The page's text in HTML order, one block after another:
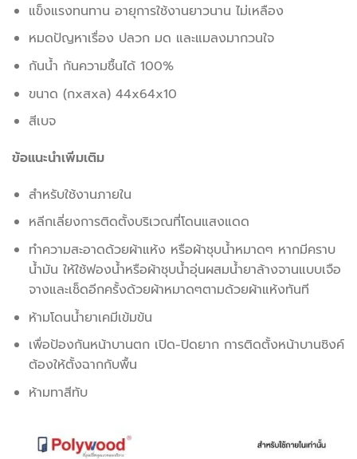
แข็งแรงทนทาน อายุการใช้งานยาวนาน ไม่เหลือง
หมดปัญหาเรื่อง ปลวก มด และแมลงมากวนใจ
กันน้ำ กันความชื้นได้ 100%
ขนาด (กxสxล) 44x64x10
สีเบจ
ข้อแนะนำเพิ่มเติม
สำหรับใช้งานภายใน
หลีกเลี่ยงการติดตั้งบริเวณที่โดนแสงแดด
ทำความสะอาดด้วยผ้าแห้ง หรือผ้าชุบน้ำหมาดๆ หากมีคราบ
น้ำมัน ให้ใช้ฟองน้ำหรือผ้าชุบน้ำอุ่นผสมน้ำยาล้างจานแบบเจือ
จางและเช็ดอีกครั้งด้วยผ้าหมาดๆตามด้วยผ้าแห้งทันที
ห้ามโดนน้ำยาเคมีเข้มข้น
เพื่อป้องกันหน้าบานตก เปิด-ปิดยาก การติดตั้งหน้าบานซิงค์
ต้องให้ตั้งฉากกับพื้น
ห้ามทาสีทับ